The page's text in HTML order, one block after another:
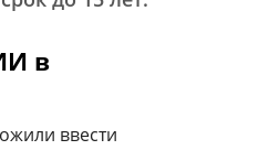
в
ввести